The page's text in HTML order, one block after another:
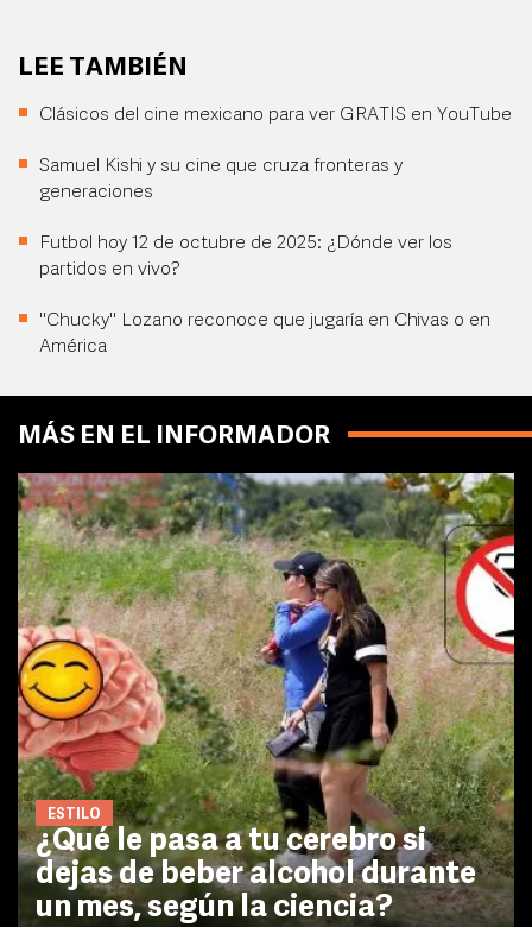
LEE TAMBIÉN
Clásicos del cine mexicano para ver GRATIS en YouTube
Samuel Kishi y su cine que cruza fronteras y
generaciones
Futbol hoy 12 de octubre de 2025: ¿Dónde ver los
partidos en vivo?
"Chucky" Lozano reconoce que jugaría en Chivas o en
América
MÁS EN EL INFORMADOR
ESTILO
¿Qué le pasa a tu cerebro si
dejas de beber alcohol durante
un mes, según la ciencia?